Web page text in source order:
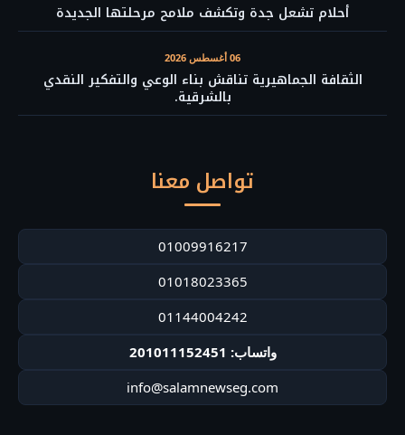
أحلام تشعل جدة وتكشف ملامح مرحلتها الجديدة
06 أغسطس 2026
الثقافة الجماهيرية تناقش بناء الوعي والتفكير النقدي
بالشرقية.
تواصل معنا
01009916217
01018023365
01144004242
واتساب: 201011152451
info@salamnewseg.com